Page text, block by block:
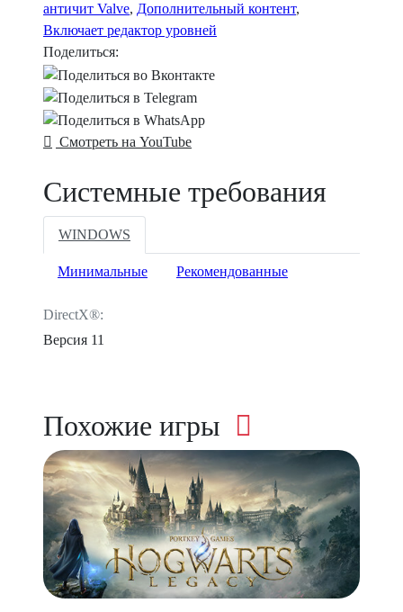
античит Valve, Дополнительный контент,
Включает редактор уровней
Поделиться:
Смотреть на YouTube
Системные требования
WINDOWS
Минимальные Рекомендованные
DirectX®:
Версия 11
Похожие игры